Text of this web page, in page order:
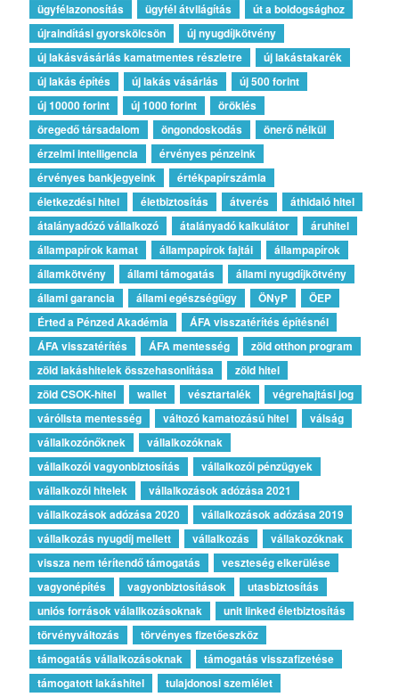
ügyfélazonosítás
ügyfél átvilágítás
út a boldogsághoz
újraindítási gyorskölcsön
új nyugdíjkötvény
új lakásvásárlás kamatmentes részletre
új lakástakarék
új lakás építés
új lakás vásárlás
új 500 forint
új 10000 forint
új 1000 forint
öröklés
öregedő társadalom
öngondoskodás
önerő nélkül
érzelmi intelligencia
érvényes pénzeink
érvényes bankjegyeink
értékpapírszámla
életkezdési hitel
életbiztosítás átverés
áthidaló hitel
átalányadózó vállalkozó
átalányadó kalkulátor
áruhitel
állampapírok kamat
állampapírok fajtái
állampapírok
államkötvény
állami támogatás
állami nyugdíjkötvény
állami garancia
állami egészségügy ÖNyP
ÖEP
Érted a Pénzed Akadémia
ÁFA visszatérítés építésnél
ÁFA visszatérítés
ÁFA mentesség
zöld otthon program
zöld lakáshitelek összehasonlítása
zöld hitel
zöld CSOK-hitel
wallet vésztartalék
végrehajtási jog
várólista mentesség
változó kamatozású hitel
válság
vállalkozónőknek
vállalkozóknak
vállalkozói vagyonbiztosítás
vállalkozói pénzügyek
vállalkozói hitelek
vállalkozások adózása 2021
vállalkozások adózása 2020
vállalkozások adózása 2019
vállalkozás nyugdíj mellett
vállalkozás
vállakozóknak
vissza nem térítendő támogatás
veszteség elkerülése
vagyonépítés
vagyonbiztosítások
utasbiztosítás
uniós források válallkozásoknak
unit linked életbiztosítás
törvényváltozás
törvényes fizetőeszköz
támogatás vállalkozásoknak
támogatás visszafizetése
támogatott lakáshitel
tulajdonosi szemlélet